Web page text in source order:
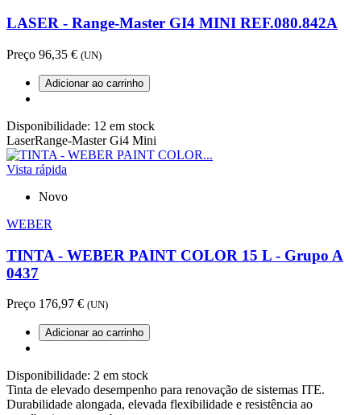
LASER - Range-Master GI4 MINI REF.080.842A
Preço 96,35 € (UN)
Adicionar ao carrinho
Disponibilidade: 12 em stock
LaserRange-Master Gi4 Mini
Vista rápida
Novo
WEBER
TINTA - WEBER PAINT COLOR 15 L - Grupo A
0437
Preço 176,97 € (UN)
Adicionar ao carrinho
Disponibilidade: 2 em stock
Tinta de elevado desempenho para renovação de sistemas ITE.
Durabilidade alongada, elevada flexibilidade e resistência ao